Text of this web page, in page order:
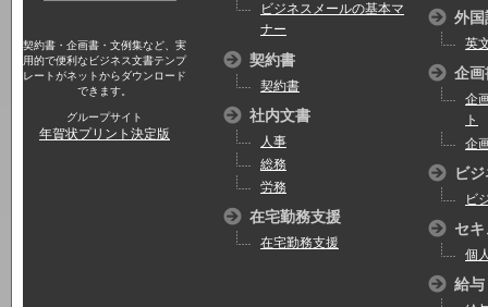
契約書・企画書・文例集など、実
用的で便利なビジネス文書テンプ
レートがネットからダウンロード
できます。
グループサイト
年賀状プリント決定版
ビジネスメールの基本マ
ナー
契約書
契約書
社内文書
人事
総務
労務
在宅勤務支援
在宅勤務支援
外国
英
企画
企
ト
企
ビ
ビ
セ
個
給与